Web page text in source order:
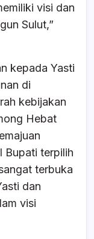
visi dan
Sulut,”
kepada Yasti
di
kebijakan
Hebat
Bupati terpilih
terbuka
dan
visi